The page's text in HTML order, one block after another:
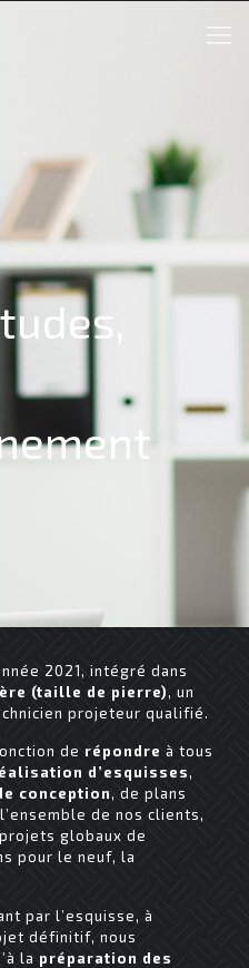
2021, intégré dans
(taille de pierre), un
projeteur qualifié.
de répondre à tous
d’esquisses,
conception, de plans
de nos clients,
globaux de
pour le neuf, la
par l’esquisse, à
définitif, nous
la préparation des